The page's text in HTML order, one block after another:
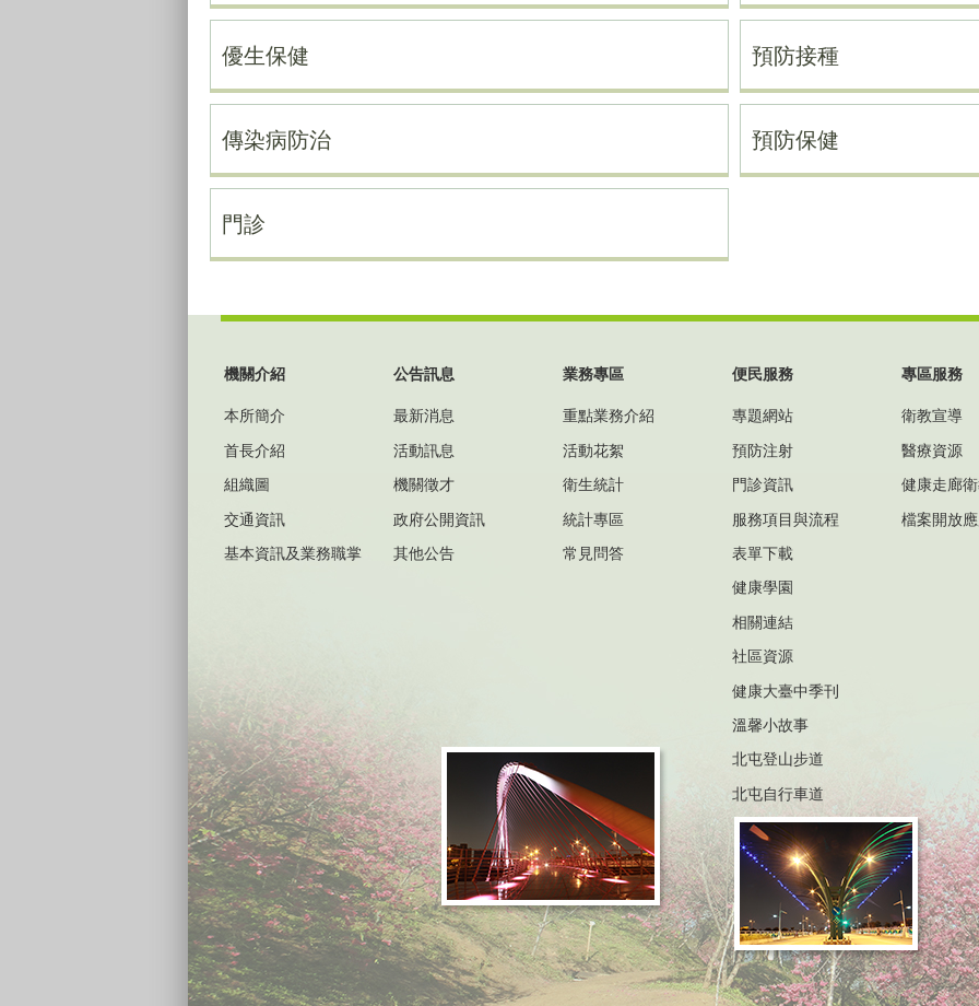
優生保健 預防接種
傳染病防治 預防保健
門診
機關介紹
本所簡介
首長介紹
組織圖
交通資訊
基本資訊及業務職掌
公告訊息
最新消息
活動訊息
機關徵才
政府公開資訊
其他公告
業務專區
重點業務介紹
活動花絮
衛生統計
統計專區
常見問答
便民服務
專題網站
預防注射
門診資訊
服務項目與流程
表單下載
健康學園
相關連結
社區資源
健康大臺中季刊
溫馨小故事
北屯登山步道
北屯自行車道
專區服務
衛教宣導
醫療資源
健康走廊
檔案開放